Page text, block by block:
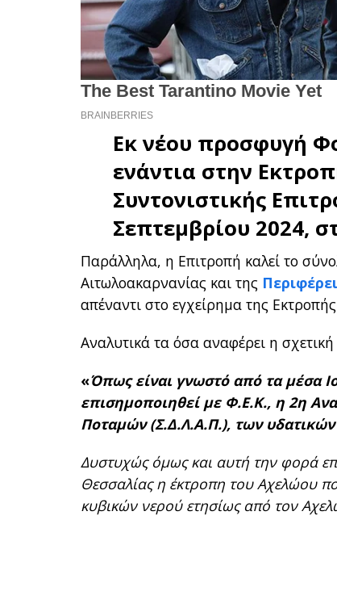
Εκ νέου προσφυγή
ενάντια στην
Συντονιστικής
Σεπτεμβρίου 2024,
Παράλληλα, η Επιτροπή καλεί το
Αιτωλοακαρνανίας και της
απέναντι στο εγχείρημα της
Αναλυτικά τα όσα αναφέρει η
«Όπως είναι γνωστό από τα μέσα
επισημοποιηθεί με Φ.Ε.Κ., η 2η
Ποταμών (Σ.Δ.Λ.Α.Π.), των
Δυστυχώς όμως και αυτή την φορά
Θεσσαλίας η έκτροπη του Αχελώου
κυβικών νερού ετησίως από τον